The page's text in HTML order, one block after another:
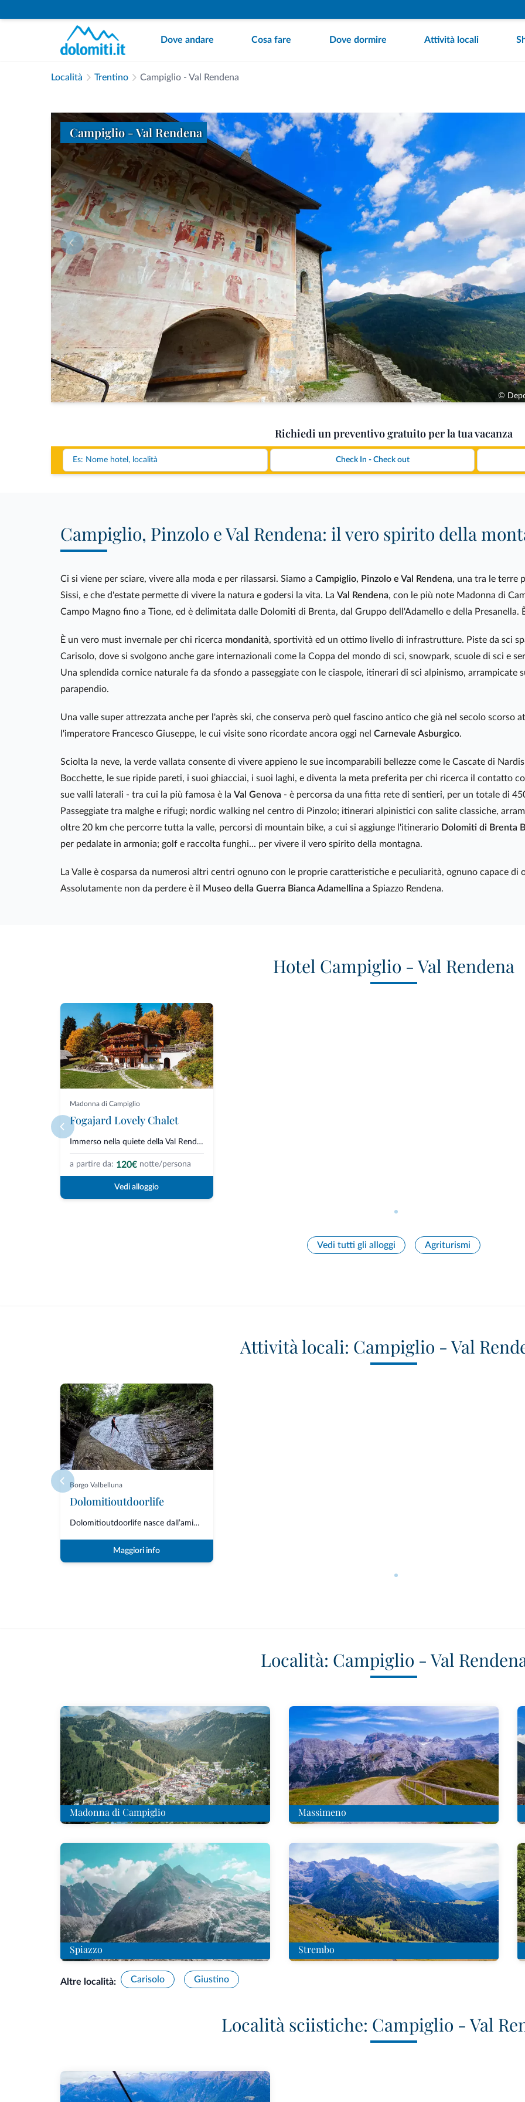
Dove andare Cosa fare Dove dormire Attività locali
Località Trentino Campiglio - Val Rendena
Campiglio - Val Rendena
©
Richiedi un preventivo gratuito per la tua vacanza
Campiglio, Pinzolo e Val Rendena: il vero spirito della
Ci si viene per sciare, vivere alla moda e per rilassarsi. Siamo a Campiglio, Pinzolo e Val Rendena, una tra le terre
Sissi, e che d'estate permette di vivere la natura e godersi la vita. La Val Rendena, con le più note Madonna di
Campo Magno fino a Tione, ed è delimitata dalle Dolomiti di Brenta, dal Gruppo dell'Adamello e della
È un vero must invernale per chi ricerca mondanità, sportività ed un ottimo livello di infrastrutture. Piste da sci
Carisolo, dove si svolgono anche gare internazionali come la Coppa del mondo di sci, snowpark, scuole di sci e
Una splendida cornice naturale fa da sfondo a passeggiate con le ciaspole, itinerari di sci alpinismo, arrampicate
parapendio.
Una valle super attrezzata anche per l'après ski, che conserva però quel fascino antico che già nel secolo scorso
l'imperatore Francesco Giuseppe, le cui visite sono ricordate ancora oggi nel Carnevale Asburgico.
Sciolta la neve, la verde vallata consente di vivere appieno le sue incomparabili bellezze come le Cascate di
Bocchette, le sue ripide pareti, i suoi ghiacciai, i suoi laghi, e diventa la meta preferita per chi ricerca il contatto
sue valli laterali - tra cui la più famosa è la Val Genova - è percorsa da una fitta rete di sentieri, per un totale di
Passeggiate tra malghe e rifugi; nordic walking nel centro di Pinzolo; itinerari alpinistici con salite classiche,
oltre 20 km che percorre tutta la valle, percorsi di mountain bike, a cui si aggiunge l'itinerario Dolomiti di Brenta
per pedalate in armonia; golf e raccolta funghi... per vivere il vero spirito della montagna.
La Valle è cosparsa da numerosi altri centri ognuno con le proprie caratteristiche e peculiarità, ognuno capace
Assolutamente non da perdere è il
Museo della Guerra Bianca Adamellina a Spiazzo Rendena.
Hotel Campiglio - Val Rendena
Madonna di Campiglio
Fogajard Lovely Chalet
Immerso nella quiete della Val Rendena, a soli 1,5 km da Madonna di Campigl...
a partire da: 120€ notte/persona
Vedi alloggio
Vedi tutti gli alloggi Agriturismi
Attività locali: Campiglio - Val
Borgo Valbelluna
Dolomitioutdoorlife
Dolomitioutdoorlife nasce dall’amicizia e dalla collaborazione di professio...
Maggiori info
Località: Campiglio - Val
Madonna di Campiglio Massimeno
Spiazzo Strembo
Altre località: Carisolo Giustino
Località sciistiche: Campiglio - Val